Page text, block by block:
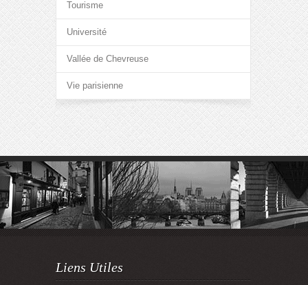
Tourisme
Université
Vallée de Chevreuse
Vie parisienne
Liens Utiles